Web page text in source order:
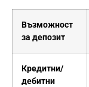
Възможност
за депозит
Кредитни/
дебитни